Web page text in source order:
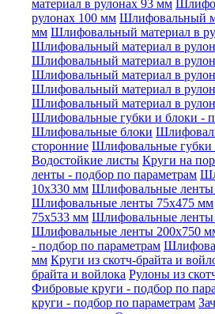
материал в рулонах 93 мм
рулонах 100 мм Шлифовальный
мм Шлифовальный материал в
Шлифовальный материал в
Шлифовальный материал в
Шлифовальный материал в
Шлифовальный материал в
Шлифовальный материал в
Шлифовальные губки и блоки -
Шлифовальные блоки
сторонние Шлифовальные губки
Водостойкие листы Круги на
ленты - подбор по параметрам
10x330 мм Шлифовальные
Шлифовальные ленты 75x475 мм
75x533 мм Шлифовальные ленты
Шлифовальные ленты 200x750
- подбор по параметрам
мм Круги из скотч-брайта и
брайта и войлока Рулоны из
Фибровые круги - подбор по
круги - подбор по параметрам